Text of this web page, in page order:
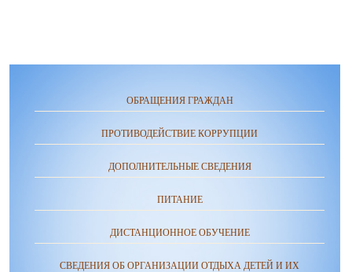
ОБРАЩЕНИЯ ГРАЖДАН
ПРОТИВОДЕЙСТВИЕ КОРРУПЦИИ
ДОПОЛНИТЕЛЬНЫЕ СВЕДЕНИЯ
ПИТАНИЕ
ДИСТАНЦИОННОЕ ОБУЧЕНИЕ
СВЕДЕНИЯ ОБ ОРГАНИЗАЦИИ ОТДЫХА ДЕТЕЙ И ИХ